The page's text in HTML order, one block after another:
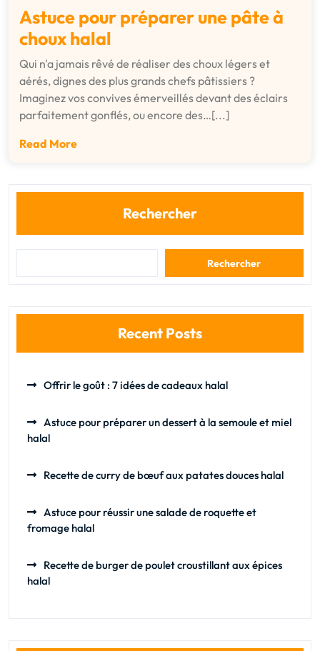
Astuce pour préparer une pâte à
choux halal
Qui n'a jamais rêvé de réaliser des choux légers et
aérés, dignes des plus grands chefs pâtissiers ?
Imaginez vos convives émerveillés devant des éclairs
parfaitement gonflés, ou encore des…[...]
Read More
Rechercher
Rechercher
Recent Posts
Offrir le goût : 7 idées de cadeaux halal
Astuce pour préparer un dessert à la semoule et miel
halal
Recette de curry de bœuf aux patates douces halal
Astuce pour réussir une salade de roquette et
fromage halal
Recette de burger de poulet croustillant aux épices
halal